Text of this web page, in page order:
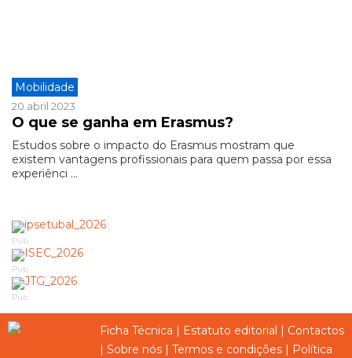
Mobilidade
20 abril 2023
O que se ganha em Erasmus?
Estudos sobre o impacto do Erasmus mostram que
existem vantagens profissionais para quem passa por essa
experiênci ...
Pub
Pub
Pub
Ficha Técnica | Estatuto editorial | Contactos
| Sobre nós | Termos e condições | Política